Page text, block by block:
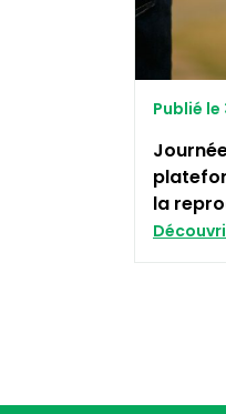
Publié le
la